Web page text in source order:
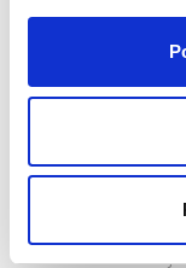
Alexander J.